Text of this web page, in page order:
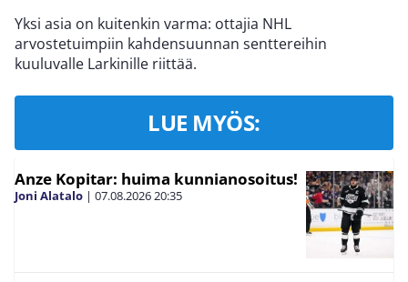
Yksi asia on kuitenkin varma: ottajia NHL
arvostetuimpiin kahdensuunnan senttereihin
kuuluvalle Larkinille riittää.
LUE MYÖS:
Anze Kopitar: huima kunnianosoitus!
Joni Alatalo | 07.08.202620:35